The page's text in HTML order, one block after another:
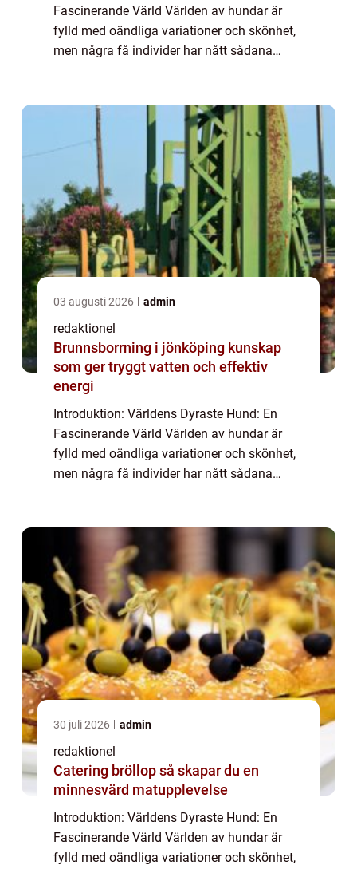
Fascinerande Värld Världen av hundar är
fylld med oändliga variationer och skönhet,
men några få individer har nått sådana
03 augusti 2026 admin
redaktionel
Brunnsborrning i jönköping kunskap
som ger tryggt vatten och effektiv
energi
Introduktion: Världens Dyraste Hund: En
Fascinerande Värld Världen av hundar är
fylld med oändliga variationer och skönhet,
men några få individer har nått sådana
30 juli 2026 admin
redaktionel
Catering bröllop så skapar du en
minnesvärd matupplevelse
Introduktion: Världens Dyraste Hund: En
Fascinerande Värld Världen av hundar är
fylld med oändliga variationer och skönhet,